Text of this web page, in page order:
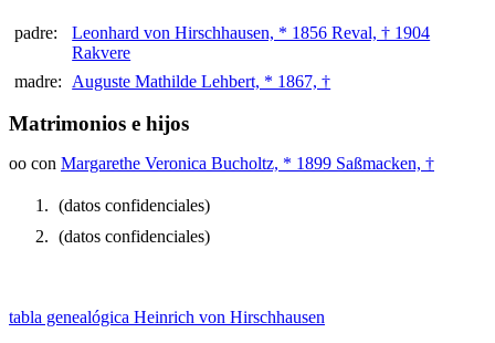
padre:
Leonhard von Hirschhausen, * 1856 Reval, † 1904
Rakvere
madre:
Auguste Mathilde Lehbert, * 1867, †
Matrimonios e hijos
oo con Margarethe Veronica Bucholtz, * 1899 Saßmacken, †
(datos confidenciales)
(datos confidenciales)
tabla genealógica Heinrich von Hirschhausen